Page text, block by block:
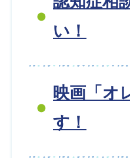
い！
映画「オ
す！